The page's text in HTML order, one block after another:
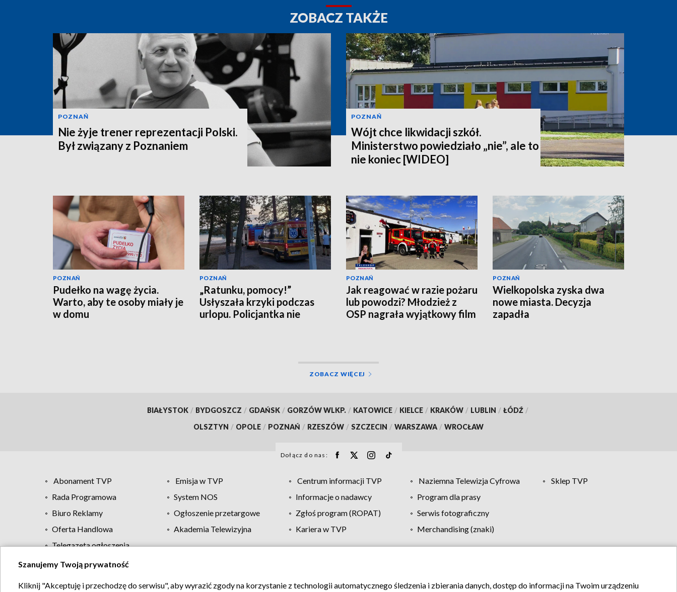
ZOBACZ TAKŻE
POZNAŃ
Nie żyje trener reprezentacji Polski.
Był związany z Poznaniem
POZNAŃ
Wójt chce likwidacji szkół.
Ministerstwo powiedziało „nie”, ale to
nie koniec [WIDEO]
POZNAŃ
Pudełko na wagę życia.
Warto, aby te osoby miały je
w domu
POZNAŃ
„Ratunku, pomocy!”
Usłyszała krzyki podczas
urlopu. Policjantka nie
POZNAŃ
Jak reagować w razie pożaru
lub powodzi? Młodzież z
OSP nagrała wyjątkowy film
POZNAŃ
Wielkopolska zyska dwa
nowe miasta. Decyzja
zapadła
ZOBACZ WIĘCEJ
BIAŁYSTOK / BYDGOSZCZ / GDAŃSK / GORZÓW WLKP. / KATOWICE / KIELCE / KRAKÓW / LUBLIN / ŁÓDŹ /
OLSZTYN / OPOLE / POZNAŃ / RZESZÓW / SZCZECIN / WARSZAWA / WROCŁAW
Dołącz do nas:
Abonament TVP Emisja w TVP Centrum informacji TVP Naziemna Telewizja Cyfrowa
Sklep TVP
Rada Programowa
System NOS Informacje o nadawcy
Program dla prasy
Biuro Reklamy
Ogłoszenie przetargowe Zgłoś program (ROPAT)
Serwis fotograficzny
Oferta Handlowa
Akademia Telewizyjna Kariera w TVP
Merchandising (znaki)
Telegazeta ogłoszenia
Regulamin TVP Polityka prywatności Moje zgody Pomoc Biuro reklamy Kontakt
Szanujemy Twoją prywatność
Kliknij "Akceptuję i przechodzę do serwisu", aby wyrazić zgody na korzystanie z technologii automatycznego śledzenia i zbierania danych, dostęp do informacji na Twoim urządzeniu